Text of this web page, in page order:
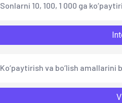
Sonlarni 10, 100, 1 000 ga
Ko‘paytirish va bo‘lish amallarini